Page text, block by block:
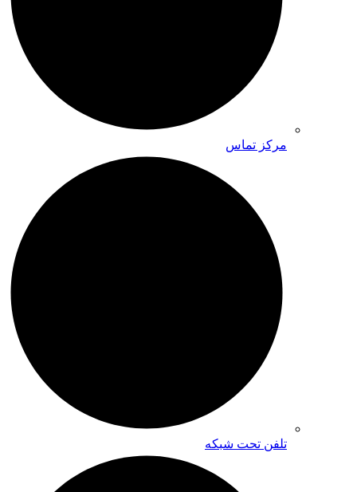
مرکز تماس
تلفن تحت شبکه